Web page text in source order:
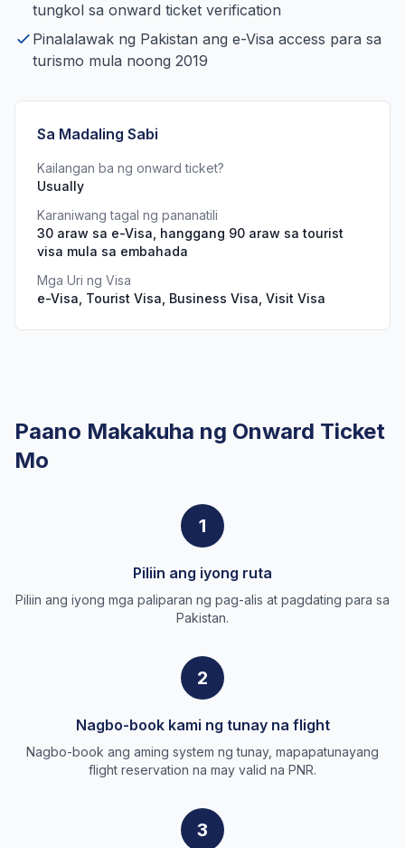
tungkol sa onward ticket verification
Pinalalawak ng Pakistan ang e-Visa access para sa
turismo mula noong 2019
Sa Madaling Sabi
Kailangan ba ng onward ticket?
Usually
Karaniwang tagal ng pananatili
30 araw sa e-Visa, hanggang 90 araw sa tourist
visa mula sa embahada
Mga Uri ng Visa
e-Visa, Tourist Visa, Business Visa, Visit Visa
Paano Makakuha ng Onward Ticket
Mo
1
Piliin ang iyong ruta
Piliin ang iyong mga paliparan ng pag-alis at pagdating para sa
Pakistan.
2
Nagbo-book kami ng tunay na flight
Nagbo-book ang aming system ng tunay, mapapatunayang
flight reservation na may valid na PNR.
3